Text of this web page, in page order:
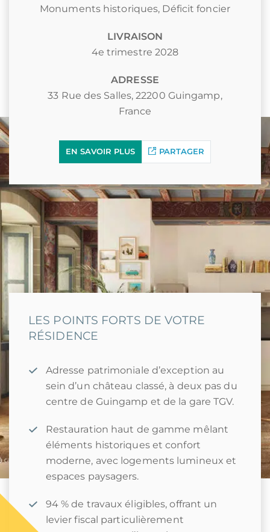
Monuments historiques, Déficit foncier
LIVRAISON
4e trimestre 2028
ADRESSE
33 Rue des Salles, 22200 Guingamp,
France
EN SAVOIR PLUS PARTAGER
LES POINTS FORTS DE VOTRE
RÉSIDENCE
Adresse patrimoniale d’exception au
sein d’un château classé, à deux pas du
centre de Guingamp et de la gare TGV.
Restauration haut de gamme mêlant
éléments historiques et confort
moderne, avec logements lumineux et
espaces paysagers.
94 % de travaux éligibles, offrant un
levier fiscal particulièrement